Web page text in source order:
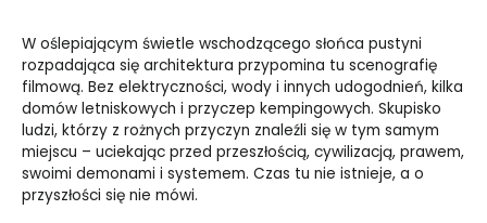
W oślepiającym świetle wschodzącego słońca pustyni
rozpadająca się architektura przypomina tu scenografię
filmową. Bez elektryczności, wody i innych udogodnień, kilka
domów letniskowych i przyczep kempingowych. Skupisko
ludzi, którzy z rożnych przyczyn znaleźli się w tym samym
miejscu – uciekając przed przeszłością, cywilizacją, prawem,
swoimi demonami i systemem. Czas tu nie istnieje, a o
przyszłości się nie mówi.